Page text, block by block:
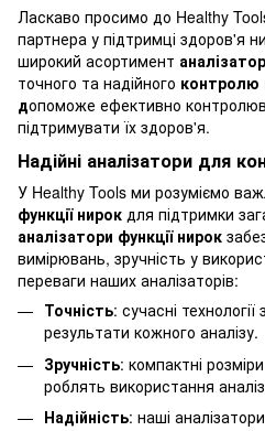
Ласкаво просимо до Healthy
партнера у підтримці здоров'я
широкий асортимент
точного та надійного контролю
допоможе ефективно
підтримувати їх здоров'я.
Надійні аналізатори для
У Healthy Tools ми розуміємо
функції нирок для підтримки
аналізатори функції нирок
вимірювань, зручність у
переваги наших аналізаторів:
Точність: сучасні
результати кожного аналізу.
Зручність: компактні
роблять використання
Надійність: наші